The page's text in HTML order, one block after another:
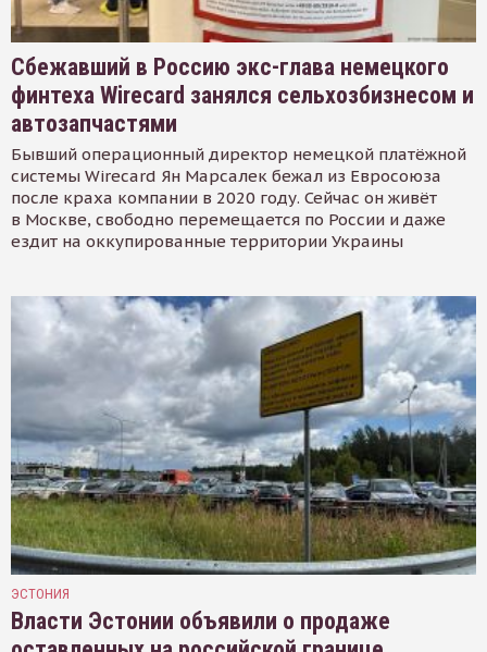
Сбежавший в Россию экс-глава немецкого
финтеха Wirecard занялся сельхозбизнесом и
автозапчастями
Бывший операционный директор немецкой платёжной
системы Wirecard Ян Марсалек бежал из Евросоюза
после краха компании в 2020 году. Сейчас он живёт
в Москве, свободно перемещается по России и даже
ездит на оккупированные территории Украины
ЭСТОНИЯ
Власти Эстонии объявили о продаже